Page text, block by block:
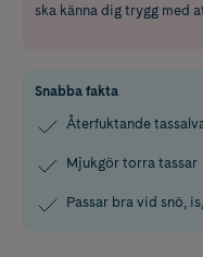
ska känna dig trygg med
Snabba fakta
Återfuktande
Mjukgör torra tassar
Passar bra vid snö,